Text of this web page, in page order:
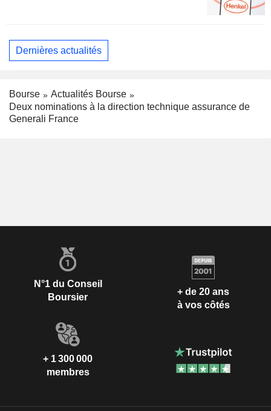
Dernières actualités
Bourse
Actualités Bourse
Deux nominations à la direction technique assurance de
Generali France
N°1 du Conseil
Boursier
+ de 20 ans
à vos côtés
+ 1 300 000
membres